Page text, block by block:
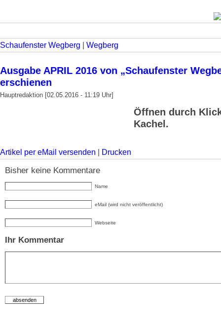
Schaufenster Wegberg Wegberg
Ausgabe APRIL 2016 von „Schaufenster
erschienen
Hauptredaktion [02.05.2016 - 11:19 Uhr]
Öffnen durch
Kachel.
Artikel per eMail versenden Drucken
Bisher keine Kommentare
Name
eMail (wird nicht veröffentlicht)
Webseite
Ihr Kommentar